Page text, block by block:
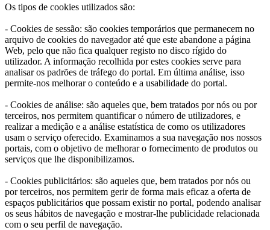
Os tipos de cookies utilizados são:
- Cookies de sessão: são cookies temporários que permanecem no
arquivo de cookies do navegador até que este abandone a página
Web, pelo que não fica qualquer registo no disco rígido do
utilizador. A informação recolhida por estes cookies serve para
analisar os padrões de tráfego do portal. Em última análise, isso
permite-nos melhorar o conteúdo e a usabilidade do portal.
- Cookies de análise: são aqueles que, bem tratados por nós ou por
terceiros, nos permitem quantificar o número de utilizadores, e
realizar a medição e a análise estatística de como os utilizadores
usam o serviço oferecido. Examinamos a sua navegação nos nossos
portais, com o objetivo de melhorar o fornecimento de produtos ou
serviços que lhe disponibilizamos.
- Cookies publicitários: são aqueles que, bem tratados por nós ou
por terceiros, nos permitem gerir de forma mais eficaz a oferta de
espaços publicitários que possam existir no portal, podendo analisar
os seus hábitos de navegação e mostrar-lhe publicidade relacionada
com o seu perfil de navegação.